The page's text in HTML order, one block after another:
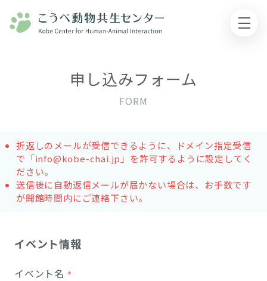
申し込みフォーム
FORM
折返しのメールが受信できるように、ドメイン指定受信
で「info@kobe-chai.jp」を許可するように設定してく
ださい。
送信後に自動返信メールが届かない場合は、お手数です
が開館時間内にご連絡下さい。
イベント情報
イベント名